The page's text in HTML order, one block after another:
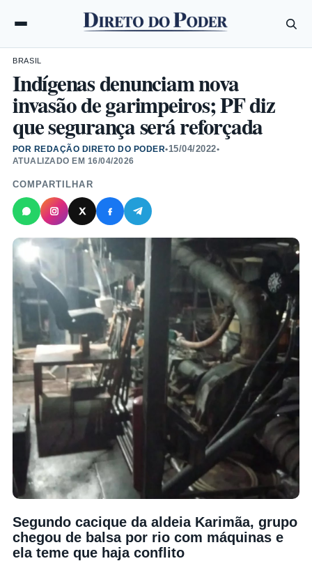
BRASIL
Indígenas denunciam nova
invasão de garimpeiros; PF diz
que segurança será reforçada
POR REDAÇÃO DIRETO DO PODER•15/04/2022•
ATUALIZADO EM 16/04/2026
COMPARTILHAR
Segundo cacique da aldeia Karimãa, grupo
chegou de balsa por rio com máquinas e
ela teme que haja conflito